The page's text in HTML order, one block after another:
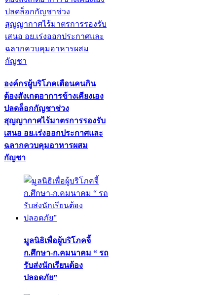
องค์กรผู้บริโภคเตือนคนกิน
ต้องสังเกตอาการข้างเคียงเอง
ปลดล็อกกัญชาช่วง
สุญญากาศไร้มาตรการรองรับ
เสนอ อย.เร่งออกประกาศและ
ฉลากควบคุมอาหารผสม
กัญชา
มูลนิธิเพื่อผู้บริโภคจี้
ก.ศึกษา-ก.คมนาคม “ รถ
รับส่งนักเรียนต้อง
ปลอดภัย”